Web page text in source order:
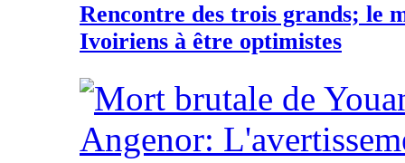
Rencontre des trois grands; le
Ivoiriens à être optimistes